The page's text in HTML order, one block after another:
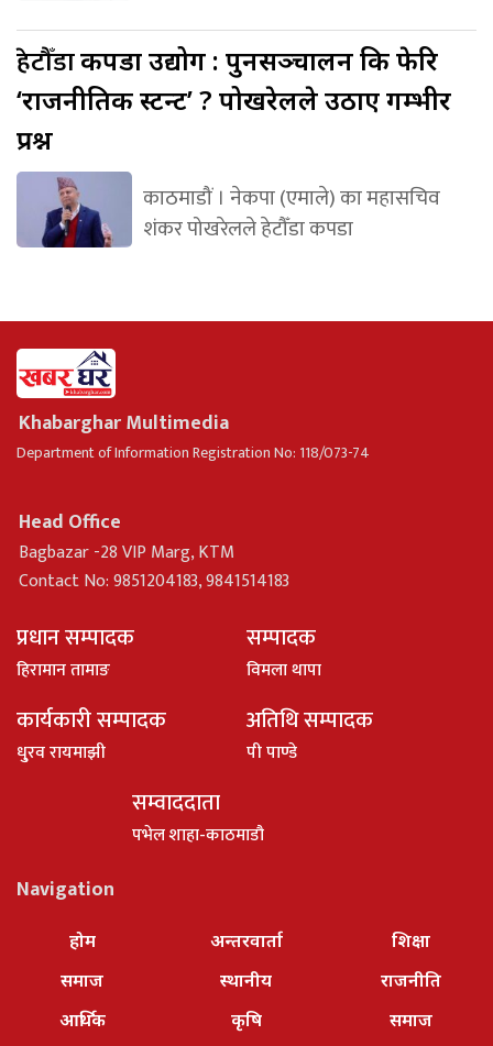
हेटौँडाकपडा उद्योग : पुनसञ्चालन कि फेरि
‘राजनीतिक स्टन्ट’ ? पोखरेलले उठाए गम्भीर
प्रश्न
काठमाडौं । नेकपा (एमाले) का महासचिव
शंकर पोखरेलले हेटौँडा कपडा
Khabarghar Multimedia
Department of Information Registration No: 118/073-74
Head Office
Bagbazar -28 VIP Marg, KTM
Contact No: 9851204183, 9841514183
प्रधान सम्पादक
हिरामान तामाङ
सम्पादक
विमला थापा
कार्यकारी सम्पादक
धु्रव रायमाझी
अतिथि सम्पादक
पी पाण्डे
सम्वाददाता
पभेल शाहा-काठमाडौ
Navigation
होम
समाज
आर्थिक
अन्तरवार्ता
स्थानीय
कृषि
शिक्षा
राजनीति
समाज